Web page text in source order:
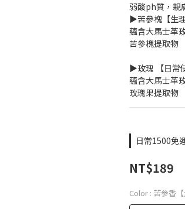
弱酸ph質，親
▶苦參槐【生理
蘊含大馬士革
苦參槐提取物
▶玫瑰 【日常
蘊含大馬士革
玫瑰果提取物
日常1500免
NT$189
Color : 苦參香【